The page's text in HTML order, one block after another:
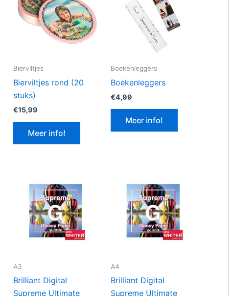
Bierviltjes
Bierviltjes rond (20
stuks)
€15,99
Meer info!
Boekenleggers
Boekenleggers
€4,99
Meer info!
A3
Brilliant Digital
Supreme Ultimate
A4
Brilliant Digital
Supreme Ultimate